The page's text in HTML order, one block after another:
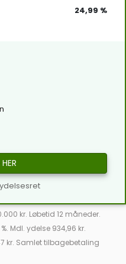
24,99 %
kr. Løbetid 12 måneder.
Mdl. ydelse 934,96 kr.
kr. Samlet tilbagebetaling